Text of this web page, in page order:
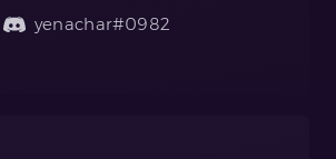
yenachar#0982